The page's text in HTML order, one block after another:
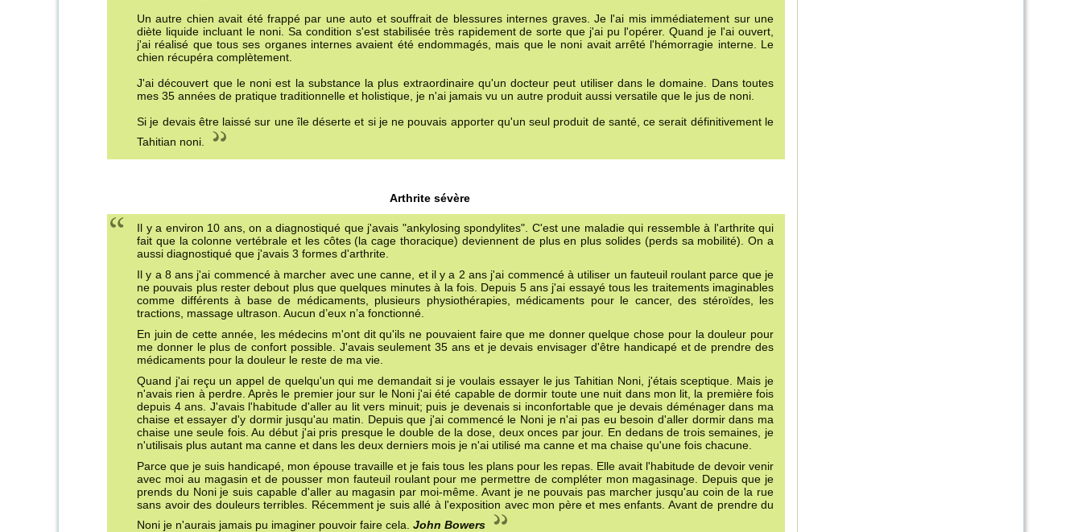
Un autre chien avait été frappé par une auto et souffrait de blessures internes graves. Je l'ai mis immédiatement sur une
diète liquide incluant le noni. Sa condition s'est stabilisée très rapidement de sorte que j'ai pu l'opérer. Quand je l'ai ouvert,
j'ai réalisé que tous ses organes internes avaient été endommagés, mais que le noni avait arrêté l'hémorragie interne. Le
chien récupéra complètement.
J'ai découvert que le noni est la substance la plus extraordinaire qu'un docteur peut utiliser dans le domaine. Dans toutes
mes 35 années de pratique traditionnelle et holistique, je n'ai jamais vu un autre produit aussi versatile que le jus de noni.
Si je devais être laissé sur une île déserte et si je ne pouvais apporter qu'un seul produit de santé, ce serait définitivement le
Tahitian noni.
Arthrite sévère
Il y a environ 10 ans, on a diagnostiqué que j'avais "ankylosing spondylites". C'est une maladie qui ressemble à l'arthrite qui
fait que la colonne vertébrale et les côtes (la cage thoracique) deviennent de plus en plus solides (perds sa mobilité). On a
aussi diagnostiqué que j'avais 3 formes d'arthrite.
Il y a 8 ans j'ai commencé à marcher avec une canne, et il y a 2 ans j'ai commencé à utiliser un fauteuil roulant parce que je
ne pouvais plus rester debout plus que quelques minutes à la fois. Depuis 5 ans j'ai essayé tous les traitements imaginables
comme différents à base de médicaments, plusieurs physiothérapies, médicaments pour le cancer, des stéroïdes, les
tractions, massage ultrason. Aucun d’eux n’a fonctionné.
En juin de cette année, les médecins m'ont dit qu'ils ne pouvaient faire que me donner quelque chose pour la douleur pour
me donner le plus de confort possible. J'avais seulement 35 ans et je devais envisager d'être handicapé et de prendre des
médicaments pour la douleur le reste de ma vie.
Quand j'ai reçu un appel de quelqu'un qui me demandait si je voulais essayer le jus Tahitian Noni, j'étais sceptique. Mais je
n'avais rien à perdre. Après le premier jour sur le Noni j'ai été capable de dormir toute une nuit dans mon lit, la première fois
depuis 4 ans. J'avais l'habitude d'aller au lit vers minuit; puis je devenais si inconfortable que je devais déménager dans ma
chaise et essayer d'y dormir jusqu'au matin. Depuis que j'ai commencé le Noni je n'ai pas eu besoin d'aller dormir dans ma
chaise une seule fois. Au début j'ai pris presque le double de la dose, deux onces par jour. En dedans de trois semaines, je
n'utilisais plus autant ma canne et dans les deux derniers mois je n'ai utilisé ma canne et ma chaise qu'une fois chacune.
Parce que je suis handicapé, mon épouse travaille et je fais tous les plans pour les repas. Elle avait l'habitude de devoir venir
avec moi au magasin et de pousser mon fauteuil roulant pour me permettre de compléter mon magasinage. Depuis que je
prends du Noni je suis capable d'aller au magasin par moi-même. Avant je ne pouvais pas marcher jusqu'au coin de la rue
sans avoir des douleurs terribles. Récemment je suis allé à l'exposition avec mon père et mes enfants. Avant de prendre du
Noni je n'aurais jamais pu imaginer pouvoir faire cela. John Bowers